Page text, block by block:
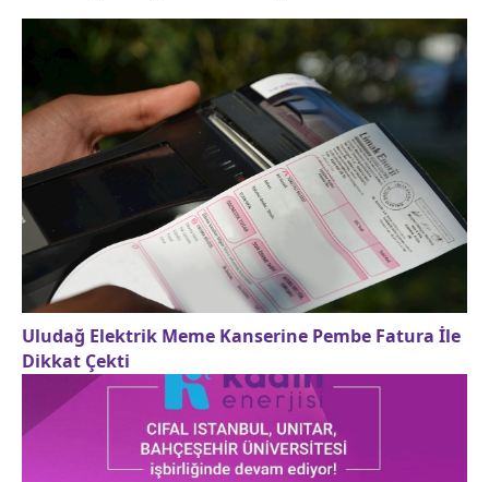
Uludağ Elektrik Meme Kanserine Pembe Fatura İle
Dikkat Çekti